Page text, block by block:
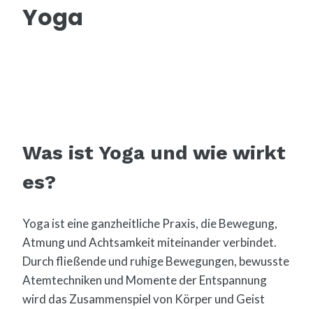
Yoga
Was ist Yoga und wie wirkt
es?
Yoga ist eine ganzheitliche Praxis, die Bewegung,
Atmung und Achtsamkeit miteinander verbindet.
Durch fließende und ruhige Bewegungen, bewusste
Atemtechniken und Momente der Entspannung
wird das Zusammenspiel von Körper und Geist